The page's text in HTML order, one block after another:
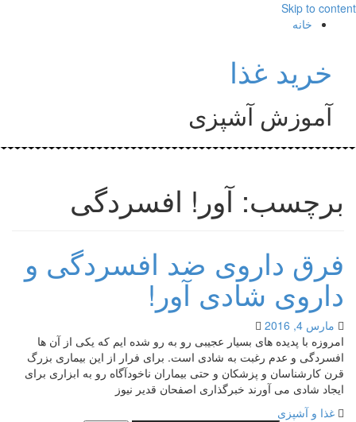
Skip to content
خانه
خرید غذا
آموزش آشپزی
برچسب: آور! افسردگی
فرق داروی ضد افسردگی و
داروی شادی آور!
مارس 4, 2016
امروزه با پدیده های بسیار عجیبی رو به رو شده ایم که یکی از آن ها
افسردگی و عدم رغبت به شادی است. برای فرار از این بیماری بزرگ
قرن کارشناسان و پزشکان و حتی بیماران ناخودآگاه رو به ابزاری برای
ایجاد شادی می آورند خبرگذاری اصفحان قدیر نیوز
غذا و آشپزی